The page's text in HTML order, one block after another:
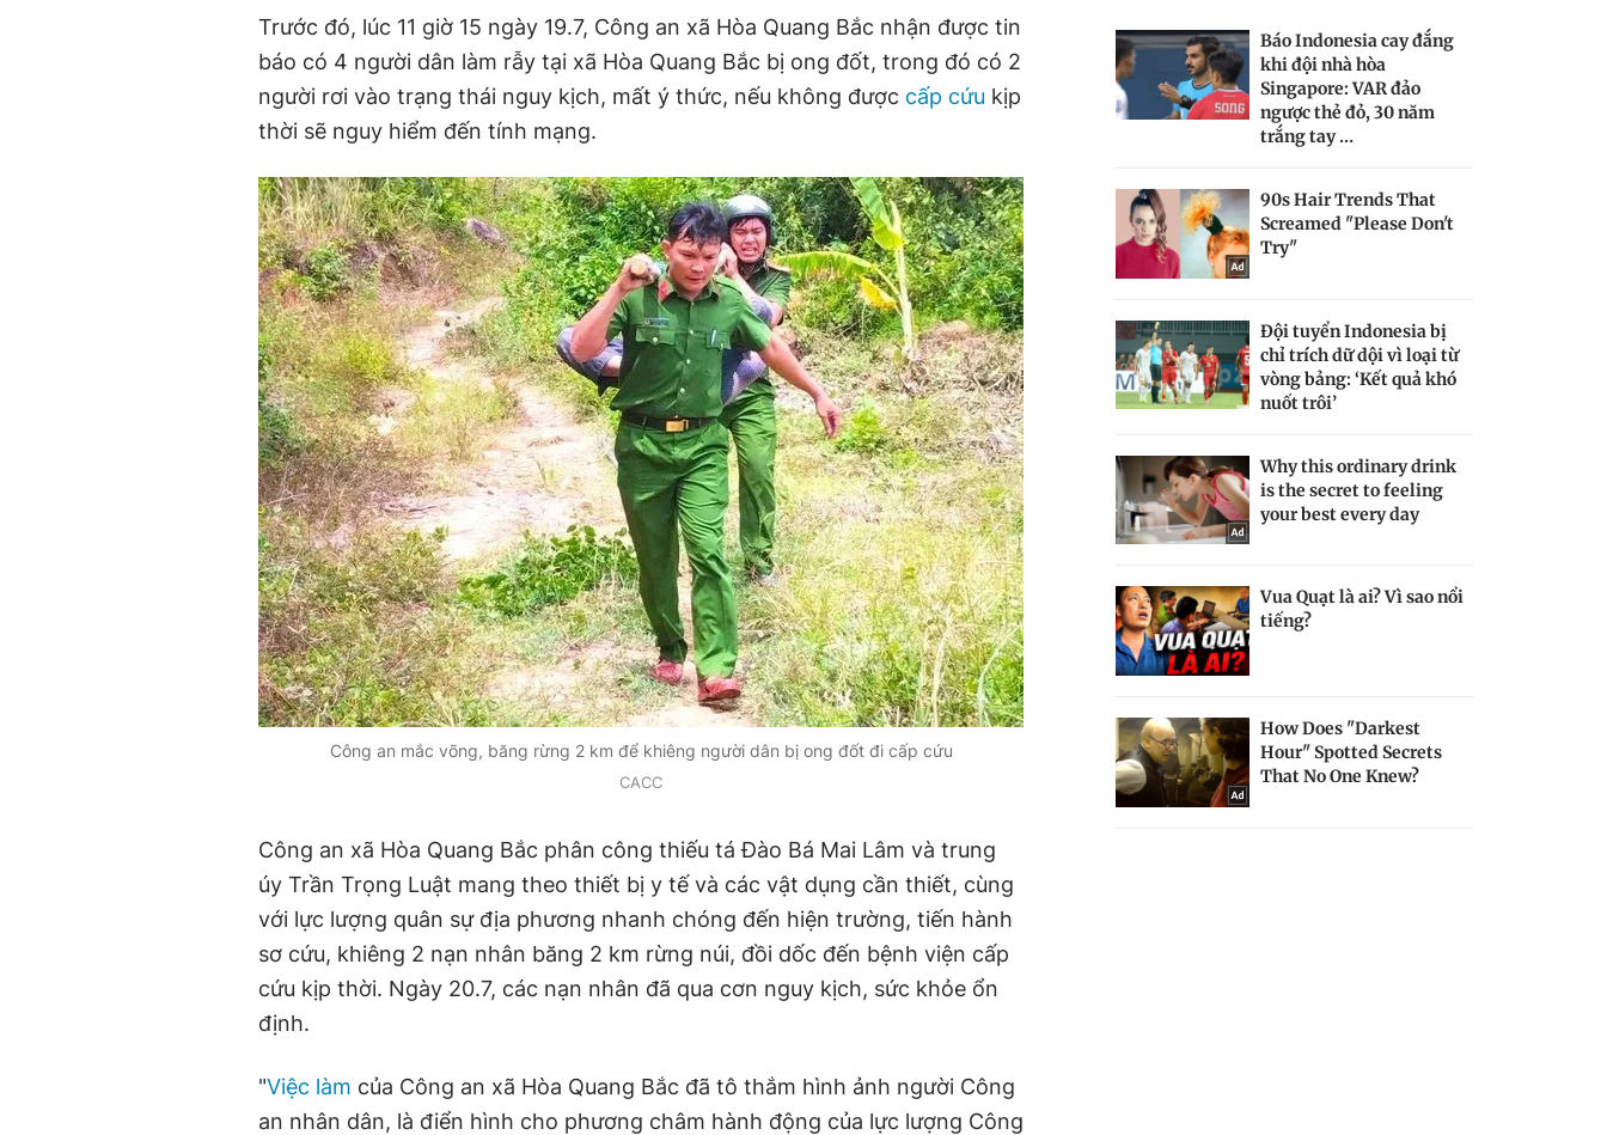
Trước đó, lúc 11 giờ 15 ngày 19.7, Công an xã Hòa Quang Bắc nhận được tin
báo có 4 người dân làm rẫy tại xã Hòa Quang Bắc bị ong đốt, trong đó có 2
người rơi vào trạng thái nguy kịch, mất ý thức, nếu không được cấp cứu kịp
thời sẽ nguy hiểm đến tính mạng.
Công an mắc võng, băng rừng 2 km để khiêng người dân bị ong đốt đi cấp cứu
CACC
Công an xã Hòa Quang Bắc phân công thiếu tá Đào Bá Mai Lâm và trung
úy Trần Trọng Luật mang theo thiết bị y tế và các vật dụng cần thiết, cùng
với lực lượng quân sự địa phương nhanh chóng đến hiện trường, tiến hành
sơ cứu, khiêng 2 nạn nhân băng 2 km rừng núi, đồi dốc đến bệnh viện cấp
cứu kịp thời. Ngày 20.7, các nạn nhân đã qua cơn nguy kịch, sức khỏe ổn
định.
"Việc làm của Công an xã Hòa Quang Bắc đã tô thắm hình ảnh người Công
an nhân dân, là điển hình cho phương châm hành động của lực lượng Công